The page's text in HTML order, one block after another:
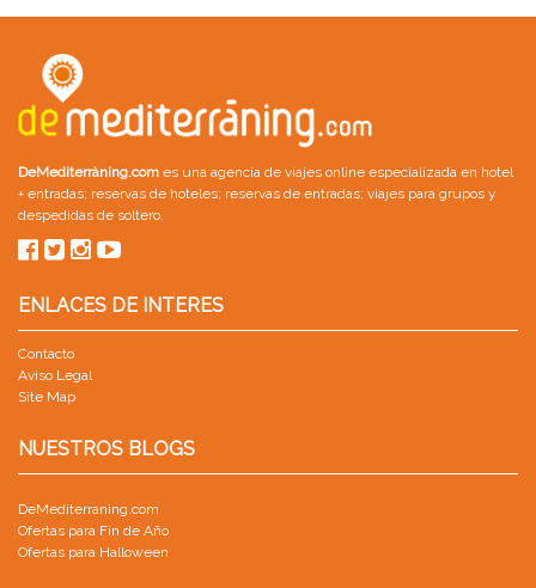
DeMediterràning.com es una agencia de viajes online especializada en hotel
+ entradas; reservas de hoteles; reservas de entradas; viajes para grupos y
despedidas de soltero
ENLACES DE INTERES
Contacto
Aviso Legal
Site Map
NUESTROS BLOGS
DeMediterraning.com
Ofertas para Fin de Año
Ofertas para Halloween